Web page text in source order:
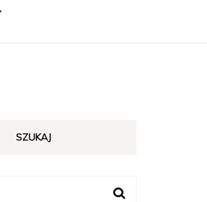
SZUKAJ